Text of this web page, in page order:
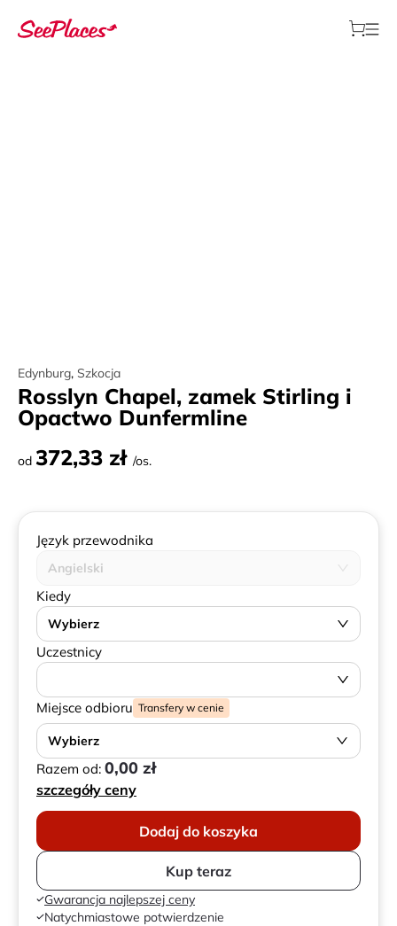
Edynburg, Szkocja
Rosslyn Chapel, zamek Stirling i
Opactwo Dunfermline
od 372,33 zł /os.
Język przewodnika
Angielski
Kiedy
Wybierz
Uczestnicy
Miejsce odbioru Transfery w cenie
Wybierz
Razem od: 0,00 zł
szczegóły ceny
Dodaj do koszyka
Kup teraz
Gwarancja najlepszej ceny
Natychmiastowe potwierdzenie